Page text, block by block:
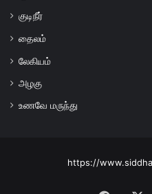
குடிநீர்
தைலம்
லேகியம்
அழகு
உணவே மருந்து
https://